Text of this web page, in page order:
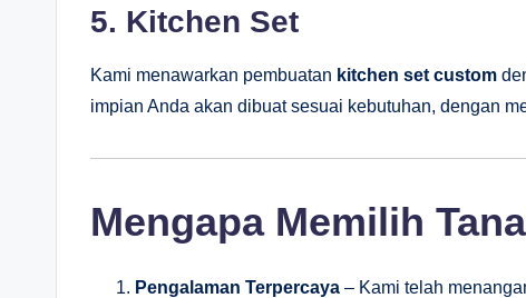
5. Kitchen Set
Kami menawarkan pembuatan kitchen set custom
impian Anda akan dibuat sesuai kebutuhan, dengan
Mengapa Memilih
Pengalaman Terpercaya – Kami telah